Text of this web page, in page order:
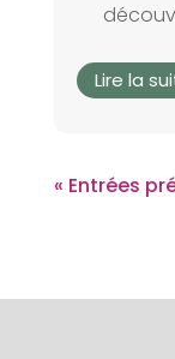
Lire la
« Entrées